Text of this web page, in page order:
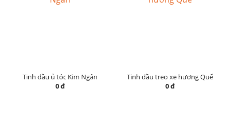
Tinh dầu ủ tóc Kim Ngân
0 đ
Tinh dầu treo xe hương Quế
0 đ